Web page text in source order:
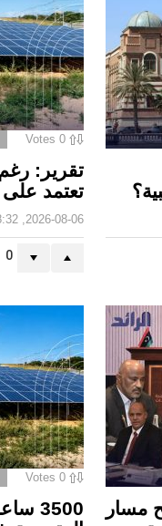
0
Votes
تقرير:
تعتمد على
2026-08-06, 8:32 م
0
مسار
0
Votes